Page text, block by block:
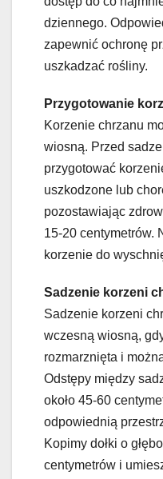
dziennego.
zapewnić ochronę
uszkadzać rośliny.
Przygotowanie
Korzenie chrzanu
wiosną. Przed
przygotować
uszkodzone lub
pozostawiając
15-20 centymetrów.
korzenie do
Sadzenie korzeni
Sadzenie korzeni
wczesną wiosną,
rozmarznięta i
Odstępy między
około 45-60
odpowiednią
Kopimy dołki o
centymetrów i